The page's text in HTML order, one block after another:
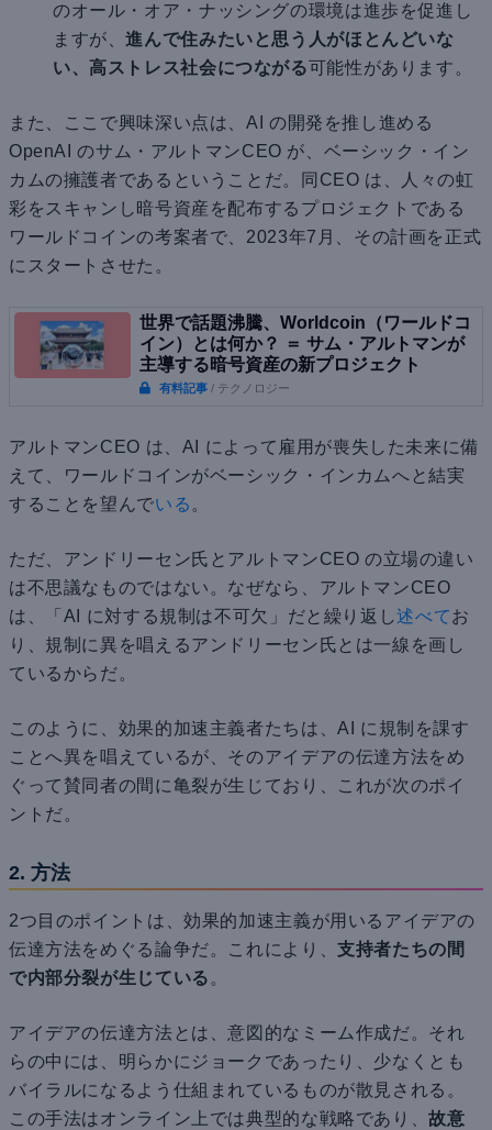
のオール・オア・ナッシングの環境は進歩を促進し
ますが、進んで住みたいと思う人がほとんどいな
い、高ストレス社会につながる可能性があります。
また、ここで興味深い点は、AI の開発を推し進める
OpenAI のサム・アルトマンCEO が、ベーシック・イン
カムの擁護者であるということだ。同CEO は、人々の虹
彩をスキャンし暗号資産を配布するプロジェクトである
ワールドコインの考案者で、2023年7月、その計画を正式
にスタートさせた。
世界で話題沸騰、Worldcoin（ワールドコ
イン）とは何か？ ＝ サム・アルトマンが
主導する暗号資産の新プロジェクト
有料記事 / テクノロジー
アルトマンCEO は、AI によって雇用が喪失した未来に備
えて、ワールドコインがベーシック・インカムへと結実
することを望んでいる 。
ただ、アンドリーセン氏とアルトマンCEO の立場の違い
は不思議なものではない。なぜなら、アルトマンCEO
は、「AI に対する規制は不可欠」だと繰り返し述べてお
り、規制に異を唱えるアンドリーセン氏とは一線を画し
ているからだ。
このように、効果的加速主義者たちは、AI に規制を課す
ことへ異を唱えているが、そのアイデアの伝達方法をめ
ぐって賛同者の間に亀裂が生じており、これが次のポイ
ントだ。
2. 方法
2つ目のポイントは、効果的加速主義が用いるアイデアの
伝達方法をめぐる論争だ。これにより、支持者たちの間
で内部分裂が生じている 。
アイデアの伝達方法とは、意図的なミーム作成だ。それ
らの中には、明らかにジョークであったり、少なくとも
バイラルになるよう仕組まれているものが散見される。
この手法はオンライン上では典型的な戦略であり、故意